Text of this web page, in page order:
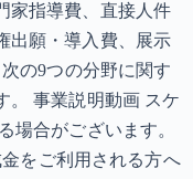
家指導費、直接人件
出願・導入費、展示
の9つの分野に関す
。 事業説明動画 スケ
場合がございます。
をご利用される方へ